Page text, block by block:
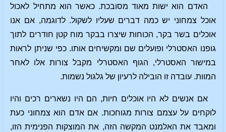
האדם הוא ישות מאוד מסובכת. כאשר הוא מתחיל לאכול
אוכל צמחוני יש כמה דברים שעליו לשקול. לדוגמה, אם אנו
אוכלים בשר בקר, הכוחות שיצרו בבקר מוח קטן חודרים לתוך
גופנו האסטרלי ופועלים שם ומקשיחים אותו. כפי שניתן לראות
במישור האסטרלי, הגוף האסטרלי מקבל צורות אלו לאחר
המוות. עובדה זו הובילה לרעיון של גלגול נשמות.
אם אנשים לא היו אוכלים חיות, הם היו נשארים רכים והיו
לוקחים על עצמם צורות מגוחכות. אם אדם הוא צמחוני כעת
ומאבד את האלמנט המקשה הזה, את המוצקות הפנימית הזו,